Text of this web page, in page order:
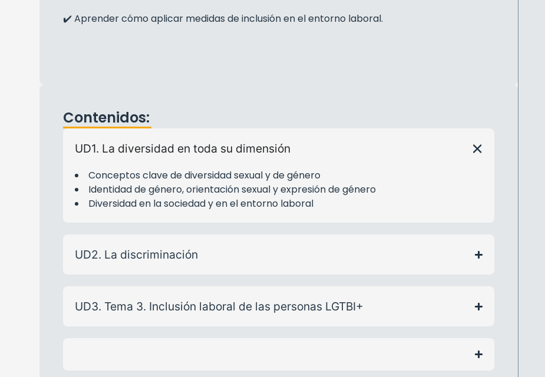
✔️ Aprender cómo aplicar medidas de inclusión en el entorno laboral.
Contenidos:
UD1. La diversidad en toda su dimensión
Conceptos clave de diversidad sexual y de género
Identidad de género, orientación sexual y expresión de género
Diversidad en la sociedad y en el entorno laboral
UD2. La discriminación
UD3. Tema 3. Inclusión laboral de las personas LGTBI+